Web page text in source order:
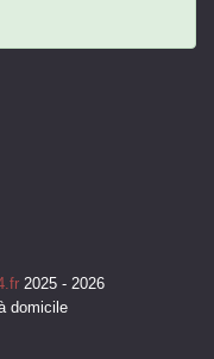
2025 - 2026
domicile